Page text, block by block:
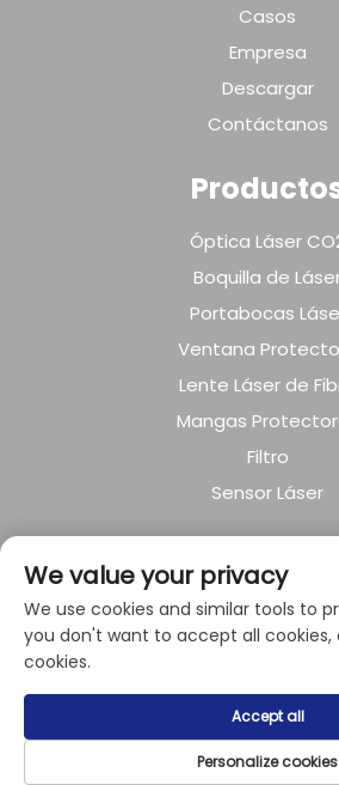
Casos
Empresa
Descargar
Contáctanos
Óptica Láser
Boquilla de
Portabocas
Ventana
Lente Láser de
Mangas
Filtro
Sensor Láser
SOBRE LA
Política de
Derechos de autor © 2024 por
Electromechanical
We value your privacy
We use cookies and similar tools to
you don't want to accept all cookies,
cookies.
Personalize cookies
Accept all